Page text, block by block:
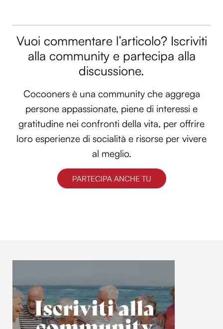
Vuoi commentare l’articolo? Iscriviti
alla community e partecipa alla
discussione.
Cocooners è una community che aggrega
persone appassionate, piene di interessi e
gratitudine nei confronti della vita, per offrire
loro esperienze di socialità e risorse per vivere
al meglio.
PARTECIPA ANCHE TU